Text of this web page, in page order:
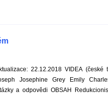
22.12.2018 VIDEA (české
Josephine Grey Emily
a odpovědi OBSAH